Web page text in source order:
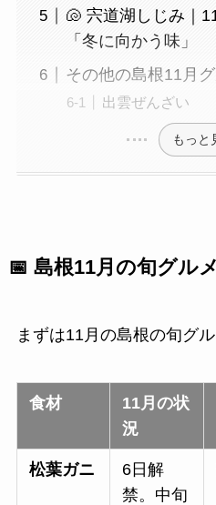
🐚 宍道湖しじみ｜
「冬に向かう味」
その他の島根11月
出雲ぜんざい
もっと
📅 島根11月の旬グル
まずは11月の島根の旬グ
食材
11月の状
況
松葉ガニ
6日解
禁。中旬